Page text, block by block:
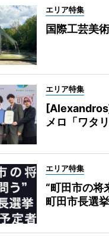
エリア特集
国際工芸美
エリア特集
メロ「ワタ
エリア特集
“町田市の将
町田市長選